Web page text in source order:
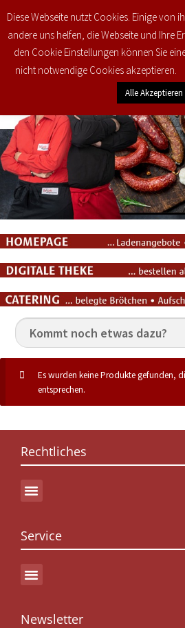
Es wurden keine Produkte gefunden,
entsprechen.
Rechtliches
Service
Newsletter
Diese Webseite nutzt Cookies. Einige von
andere uns helfen, die Webseite und Ihre
den Cookie Einstellungen können Sie
nicht notwendige Cookies akzeptieren.
Alle Akzeptieren